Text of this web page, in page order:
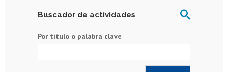
Buscador de actividades
Por título o palabra clave